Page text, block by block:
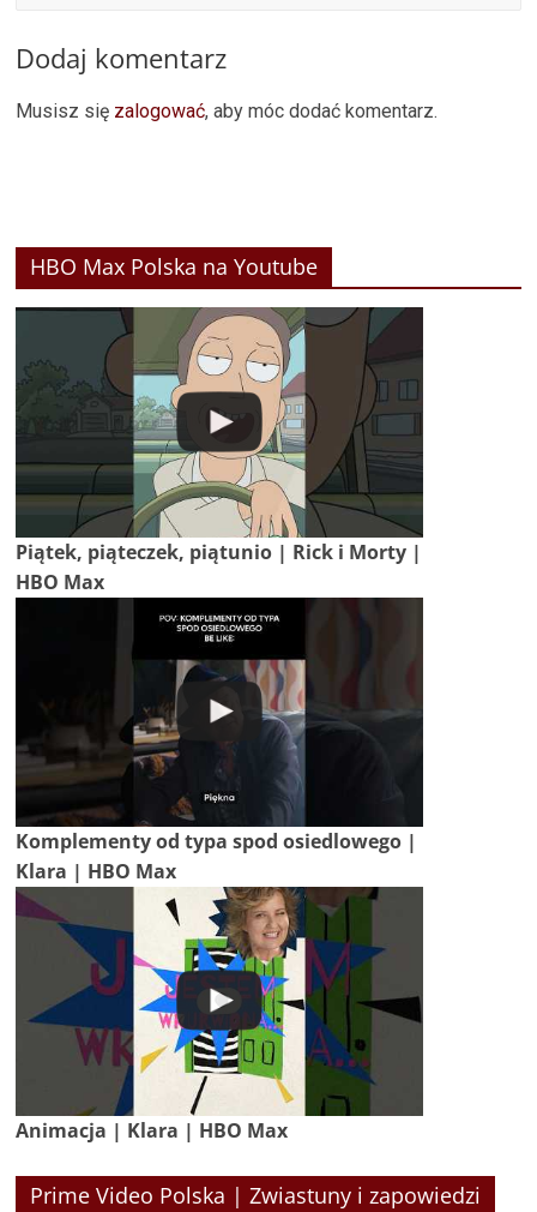
Dodaj komentarz
Musisz się zalogować, aby móc dodać komentarz.
HBO Max Polska na Youtube
Piątek, piąteczek, piątunio | Rick i Morty |
HBO Max
Komplementy od typa spod osiedlowego |
Klara | HBO Max
Animacja | Klara | HBO Max
Prime Video Polska | Zwiastuny i zapowiedzi